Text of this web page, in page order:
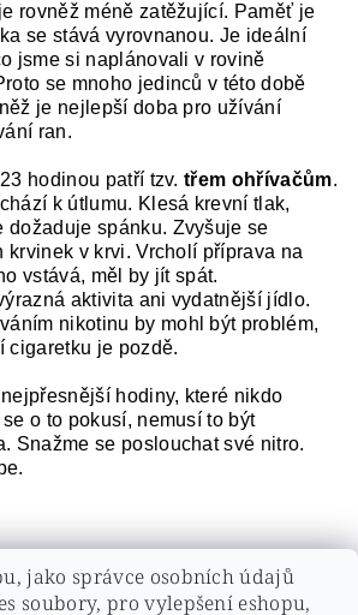
rovněž méně zatěžující. Paměť je
se stává vyrovnanou. Je ideální
jsme si naplánovali v rovině
se mnoho jedinců v této době
je nejlepší doba pro užívání
ran.
hodinou patří tzv.třem ohřívačům.
k útlumu. Klesá krevní tlak,
dožaduje spánku. Zvyšuje se
krvinek v krvi. Vrcholí příprava na
vstává, měl by jít spát.
aktivita ani vydatnější jídlo.
nikotinu by mohl být problém,
cigaretku je pozdě.
hodiny, které nikdo
o to pokusí, nemusí to být
Snažme se poslouchat své nitro.
jako správce osobních údajů
soubory, pro vylepšení eshopu,